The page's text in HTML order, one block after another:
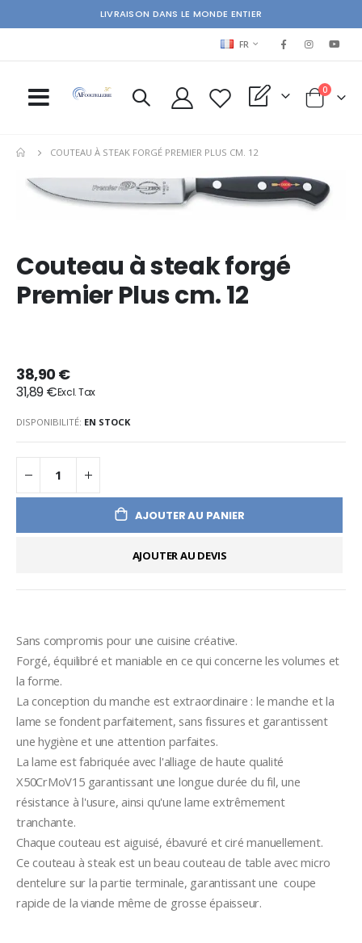
LIVRAISON DANS LE MONDE ENTIER
LANGUAGE
FR
My Quote Cart
0items
COUTEAU À STEAK FORGÉ PREMIER PLUS CM. 12
Skip
the
images
gallery
Couteau à steak forgé
Premier Plus cm. 12
38,90 €
31,89 €
DISPONIBILITÉ: EN STOCK
AJOUTER AU PANIER
AJOUTER AU DEVIS
Sans compromis pour une cuisine créative.
Forgé, équilibré et maniable en ce qui concerne les volumes et
la forme.
La conception du manche est extraordinaire : le manche et la
lame se fondent parfaitement, sans fissures et garantissent
une hygiène et une attention parfaites.
La lame est fabriquée avec l'alliage de haute qualité
X50CrMoV15 garantissant une longue durée du fil, une
résistance à l'usure, ainsi qu'une lame extrêmement
tranchante.
Chaque couteau est aiguisé, ébavuré et ciré manuellement.
Ce couteau à steak est un beau couteau de table avec micro
dentelure sur la partie terminale, garantissant une  coupe
rapide de la viande même de grosse épaisseur.